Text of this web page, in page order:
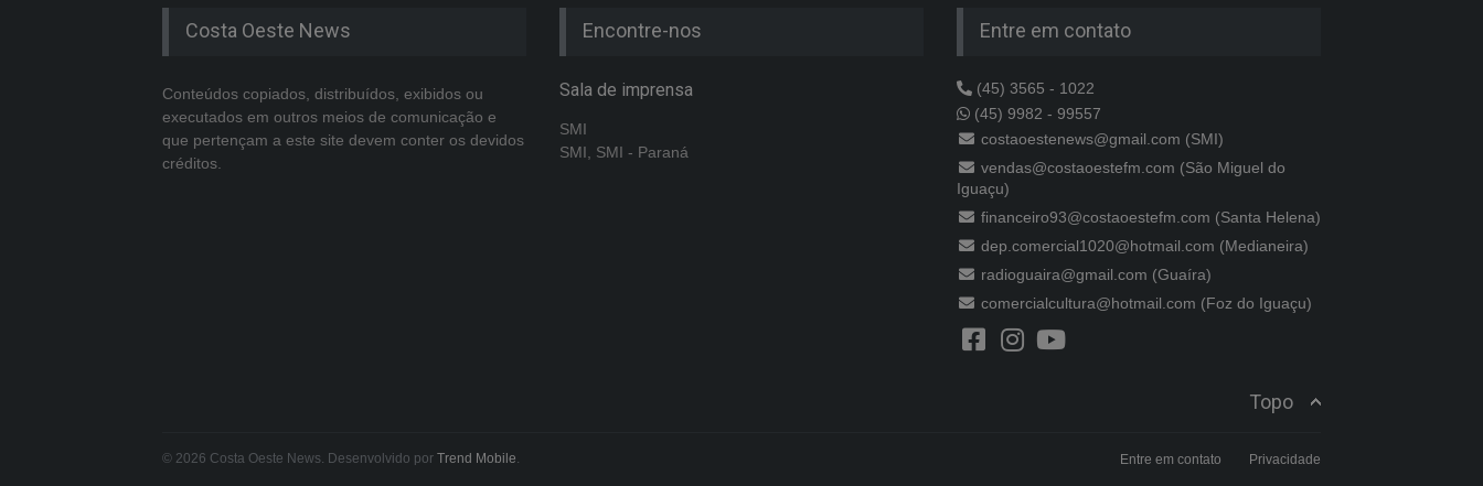
Costa Oeste News
Conteúdos copiados, distribuídos, exibidos ou
executados em outros meios de comunicação e
que pertençam a este site devem conter os devidos
créditos.
Encontre-nos
Sala de imprensa
SMI
SMI, SMI - Paraná
Entre em contato
(45) 3565 - 1022
(45) 9982 - 99557
costaoestenews@gmail.com (SMI)
vendas@costaoestefm.com (São Miguel do
Iguaçu)
financeiro93@costaoestefm.com (Santa Helena)
dep.comercial1020@hotmail.com (Medianeira)
radioguaira@gmail.com (Guaíra)
comercialcultura@hotmail.com (Foz do Iguaçu)
Topo
© 2026 Costa Oeste News. Desenvolvido por Trend Mobile. Entre em contato Privacidade